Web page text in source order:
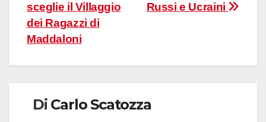
Russi e Ucraini
sceglie il Villaggio
dei Ragazzi di
Maddaloni
Di Carlo Scatozza